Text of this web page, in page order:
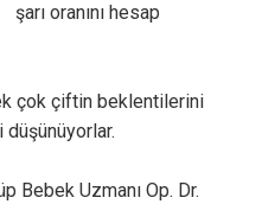
oranını hesap
çok çiftin beklentilerini
Bebek Uzmanı Op. Dr.